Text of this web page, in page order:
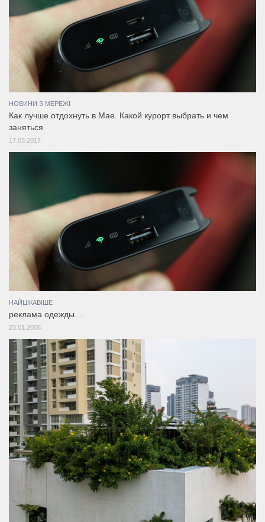
НОВИНИ З МЕРЕЖІ
Как лучше отдохнуть в Мае. Какой курорт выбрать и чем
заняться
17.03.2017
НАЙЦІКАВІШЕ
реклама одежды…
23.01.2006